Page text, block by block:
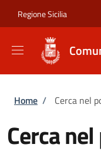
Regione Sicilia
Briciole di
Home / Cerca nel
Cerca